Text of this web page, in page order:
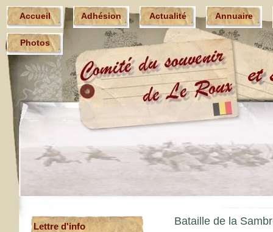
Accueil Adhésion Actualité Annuaire
Photos
Lettre d'info Bataille de la